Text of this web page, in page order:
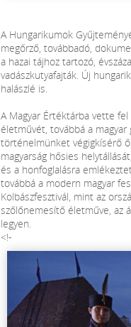
A Hungarikumok
megőrző, továbbadó,
a hazai tájhoz tartozó,
vadászkutyafajták. Új
halászlé is.
A Magyar Értéktárba vette
életművét, továbbá a
történelmünket végigkísérő
magyarság hősies
és a honfoglalásra
továbbá a modern magyar
Kolbászfesztivál, mint az
szőlőnemesítő életműve, az
legyen.
<!-